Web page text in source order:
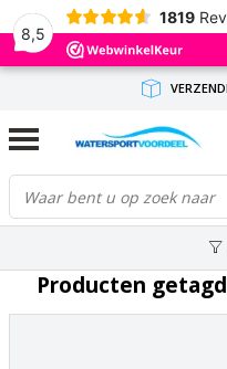
8,5
1819
GRATIS
BINNEN 1-3
Producten